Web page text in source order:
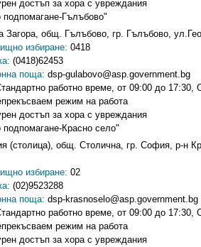
достъп за хора с увреждания
Гълъбово"
Загора, общ. Гълъбово, гр. Гълъбово,
избиране: 0418
(0418)62453
поща: dsp-gulabovo@asp.government.bg
работно време, от 09:00 до
режим на работа
достъп за хора с увреждания
Красно село"
(столица), общ. Столична, гр. София, р-н
избиране: 02
(02)9523288
поща: dsp-krasnoselo@asp.government.bg
работно време, от 09:00 до
режим на работа
достъп за хора с увреждания